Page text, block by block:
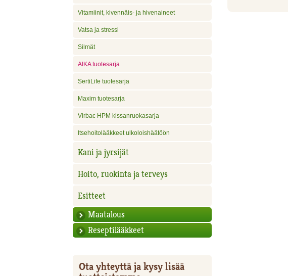
Vitamiinit, kivennäis- ja hivenaineet
Vatsa ja stressi
Silmät
AIKA tuotesarja
SertiLife tuotesarja
Maxim tuotesarja
Virbac HPM kissanruokasarja
Itsehoitolääkkeet ulkoloishäätöön
Kani ja jyrsijät
Hoito, ruokinta ja terveys
Esitteet
Maatalous
Reseptilääkkeet
Ota yhteyttä ja kysy lisää